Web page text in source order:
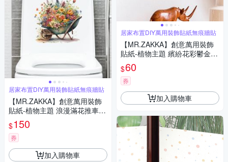
居家布置DIY萬用裝飾貼紙無痕牆貼
【MR.ZAKKA】創意萬用裝飾
貼紙-植物主題 浪漫滿花推車
居家布置 DIY可移式壁貼 無痕
壁貼 牆貼
$150
券
加入購物車
居家布置DIY萬用裝飾貼紙無痕牆貼
【MR.ZAKKA】創意萬用裝飾
貼紙-植物主題 繽紛花彩鬱金香
居家布置 DIY可移式壁貼 無痕
壁貼 牆貼
$60
券
加入購物車